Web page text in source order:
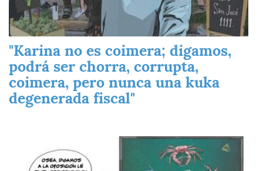
"Karina no es coimera; digamos,
podrá ser chorra, corrupta,
coimera, pero nunca una kuka
degenerada fiscal"